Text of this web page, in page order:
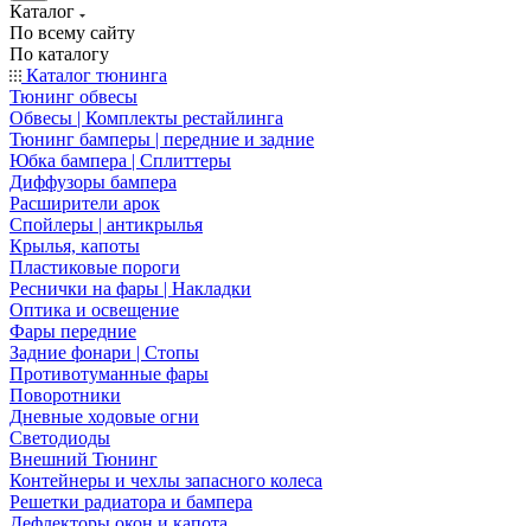
Каталог
По всему сайту
По каталогу
Каталог тюнинга
Тюнинг обвесы
Обвесы | Комплекты рестайлинга
Тюнинг бамперы | передние и задние
Юбка бампера | Сплиттеры
Диффузоры бампера
Расширители арок
Спойлеры | антикрылья
Крылья, капоты
Пластиковые пороги
Реснички на фары | Накладки
Оптика и освещение
Фары передние
Задние фонари | Стопы
Противотуманные фары
Поворотники
Дневные ходовые огни
Светодиоды
Внешний Тюнинг
Контейнеры и чехлы запасного колеса
Решетки радиатора и бампера